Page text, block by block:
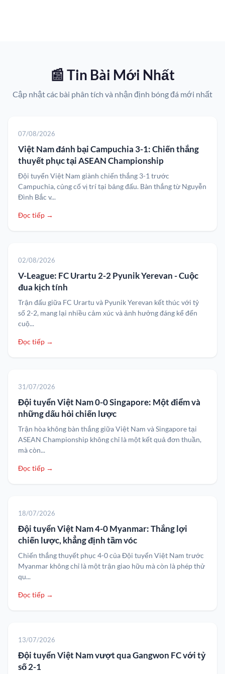
📰 Tin Bài Mới Nhất
Cập nhật các bài phân tích và nhận định bóng đá mới nhất
07/08/2026
Việt Nam đánh bại Campuchia 3-1: Chiến thắng
thuyết phục tại ASEAN Championship
Đội tuyển Việt Nam giành chiến thắng 3-1 trước
Campuchia, củng cố vị trí tại bảng đấu. Bàn thắng từ Nguyễn
Đình Bắc v...
Đọc tiếp →
02/08/2026
V-League: FC Urartu 2-2 Pyunik Yerevan - Cuộc
đua kịch tính
Trận đấu giữa FC Urartu và Pyunik Yerevan kết thúc với tỷ
số 2-2, mang lại nhiều cảm xúc và ảnh hưởng đáng kể đến
cuộ...
Đọc tiếp →
31/07/2026
Đội tuyển Việt Nam 0-0 Singapore: Một điểm và
những dấu hỏi chiến lược
Trận hòa không bàn thắng giữa Việt Nam và Singapore tại
ASEAN Championship không chỉ là một kết quả đơn thuần,
mà còn...
Đọc tiếp →
18/07/2026
Đội tuyển Việt Nam 4-0 Myanmar: Thắng lợi
chiến lược, khẳng định tầm vóc
Chiến thắng thuyết phục 4-0 của Đội tuyển Việt Nam trước
Myanmar không chỉ là một trận giao hữu mà còn là phép thử
qu...
Đọc tiếp →
13/07/2026
Đội tuyển Việt Nam vượt qua Gangwon FC với tỷ
số 2-1